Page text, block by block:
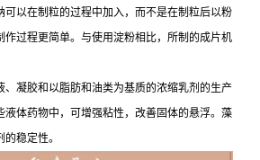
可以在制粒的过程中加入，而不是在制粒后以粉
作过程更简单。与使用淀粉相比，所制的成片机
、凝胶和以脂肪和油类为基质的浓缩乳剂的生产
液体药物中，可增强粘性，改善固体的悬浮。藻
稳定性。